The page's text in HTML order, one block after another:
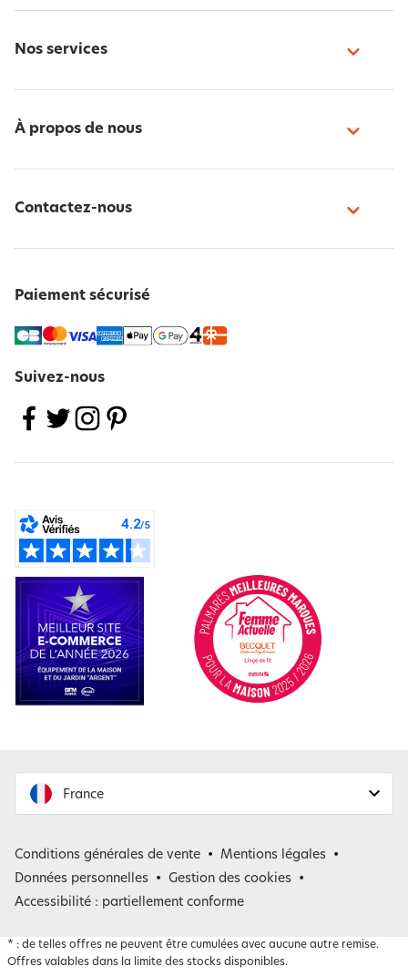
Nos services
À propos de nous
Contactez-nous
Paiement sécurisé
Suivez-nous
France
Belgique
Conditions générales de vente
Mentions légales
Données personnelles
Gestion des cookies
Accessibilité : partiellement conforme
* : de telles offres ne peuvent être cumulées avec aucune autre remise.
Offres valables dans la limite des stocks disponibles.